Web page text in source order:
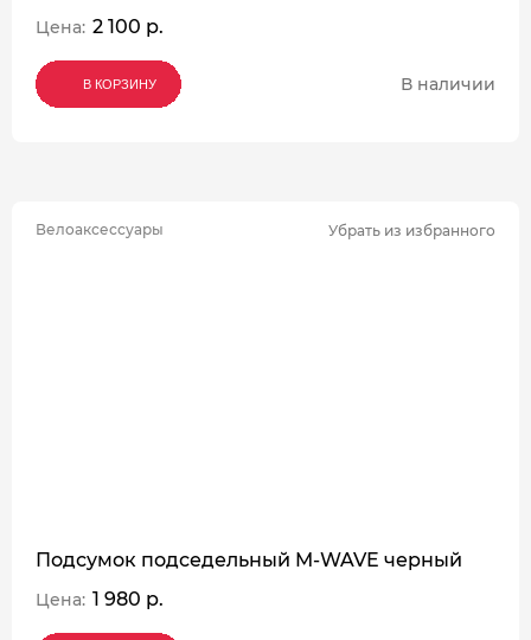
Цена: 2 100 р.
В КОРЗИНУ
В КОРЗИНУ
В КОРЗИНУ В наличии
Велоаксессуары Убрать из избранного
Подсумок подседельный M-WAVE черный
Цена: 1 980 р.